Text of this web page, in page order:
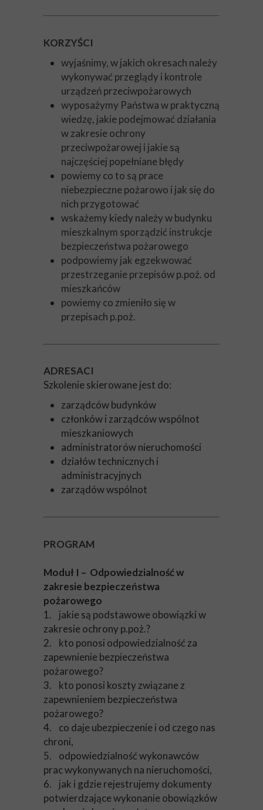
KORZYŚCI
wyjaśnimy, w jakich okresach należy
wykonywać przeglądy i kontrole
urządzeń przeciwpożarowych
wyposażymy Państwa w praktyczną
wiedzę, jakie podejmować działania
w zakresie ochrony
przeciwpożarowej i jakie są
najczęściej popełniane błędy
powiemy co to są prace
niebezpieczne pożarowo i jak się do
nich przygotować
wskażemy kiedy należy w budynku
mieszkalnym sporządzić instrukcje
bezpieczeństwa pożarowego
podpowiemy jak egzekwować
przestrzeganie przepisów p.poż. od
mieszkańców
powiemy co zmieniło się w
przepisach p.poż.
ADRESACI
Szkolenie skierowane jest do:
zarządców budynków
członków i zarządców wspólnot
mieszkaniowych
administratorów nieruchomości
działów technicznych i
administracyjnych
zarządów wspólnot
PROGRAM
Moduł I – Odpowiedzialność w
zakresie bezpieczeństwa
pożarowego
1. jakie są podstawowe obowiązki w
zakresie ochrony p.poż.?
2. kto ponosi odpowiedzialność za
zapewnienie bezpieczeństwa
pożarowego?
3. kto ponosi koszty związane z
zapewnieniem bezpieczeństwa
pożarowego?
4. co daje ubezpieczenie i od czego nas
chroni,
5. odpowiedzialność wykonawców
prac wykonywanych na nieruchomości,
6. jak i gdzie rejestrujemy dokumenty
potwierdzające wykonanie obowiązków